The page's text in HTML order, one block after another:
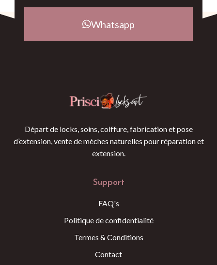
Whatsapp
Départ de locks, soins, coiffure, fabrication et pose
d’extension, vente de mèches naturelles pour réparation et
extension.
Support
FAQ's
Politique de confidentialité
Termes & Conditions
Contact